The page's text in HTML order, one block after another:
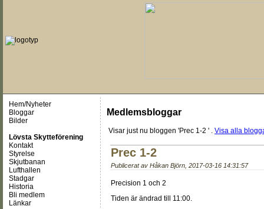
Hem/Nyheter
Bloggar
Bilder
Lövsta Skytteförening
Kontakt
Styrelse
Skjutbanan
Lufthallen
Stadgar
Historia
Bli medlem
Länkar
Medlemsbloggar
Visar just nu bloggen 'Prec 1-2 ' . Visa alla
Prec 1-2
Publicerat av Håkan Björn 2017-03-16 14:31:57
Precision 1 och 2
Tiden är ändrad till 11:00.